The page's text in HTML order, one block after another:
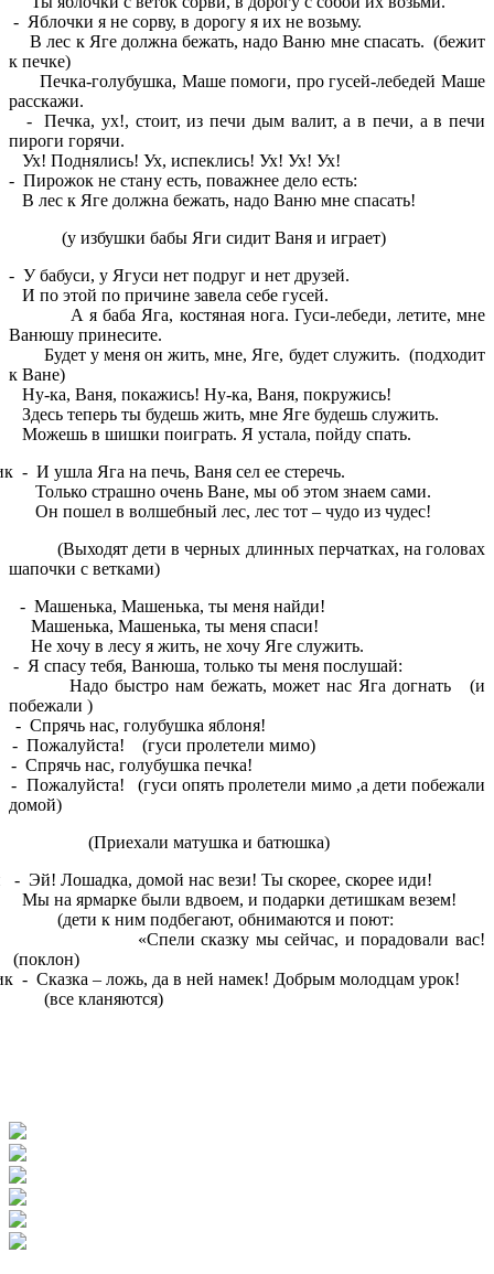
я не сорву, в дорогу я их не возьму.
должна бежать, надо Ваню мне спасать. (бежит
к печке)
Маше помоги, про гусей-лебедей Маше
расскажи.
ух!, стоит, из печи дым валит, а в печи, а в печи
пироги горячи.
Ух, испеклись! Ух! Ух! Ух!
не стану есть, поважнее дело есть:
должна бежать, надо Ваню мне спасать!
бабы Яги сидит Ваня и играет)
У бабуси, у Ягуси нет подруг и нет друзей.
по причине завела себе гусей.
Яга, костяная нога. Гуси-лебеди, летите, мне
Ванюшу принесите.
меня он жить, мне, Яге, будет служить. (подходит
к Ване)
покажись! Ну-ка, Ваня, покружись!
ты будешь жить, мне Яге будешь служить.
шишки поиграть. Я устала, пойду спать.
- И ушла Яга на печь, Ваня сел ее стеречь.
очень Ване, мы об этом знаем сами.
в волшебный лес, лес тот – чудо из чудес!
дети в черных длинных перчатках, на головах
шапочки с ветками)
Машенька, ты меня найди!
Машенька, ты меня спаси!
в лесу я жить, не хочу Яге служить.
тебя, Ванюша, только ты меня послушай:
нам бежать, может нас Яга догнать (и
побежали )
нас, голубушка яблоня!
Пожалуйста! (гуси пролетели мимо)
нас, голубушка печка!
(гуси опять пролетели мимо ,а дети побежали
домой)
матушка и батюшка)
- Эй! Лошадка, домой нас вези! Ты скорее, скорее иди!
были вдвоем, и подарки детишкам везем!
ним подбегают, обнимаются и поют:
сказку мы сейчас, и порадовали вас!
(поклон)
- Сказка – ложь, да в ней намек! Добрым молодцам урок!